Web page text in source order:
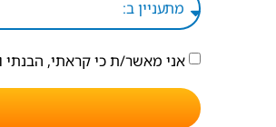
אני מאשר/ת כי קראתי,